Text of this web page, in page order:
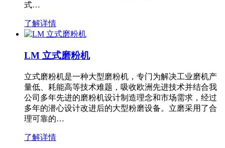
式…
了解详情
LM 立式磨粉机
立式磨粉机是一种大型磨粉机，专门为解决工业磨机产
量低、耗能高等技术难题，吸收欧洲先进技术并结合我
公司多年先进的磨粉机设计制造理念和市场需求，经过
多年的潜心设计改进后的大型粉磨设备。立磨采用了合
理可靠的…
了解详情